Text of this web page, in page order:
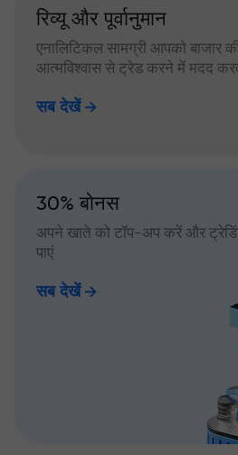
रिव्यू और पूर्वानुमान
एनालिटिकल सामग्री आपको बाजार
आत्मविश्वास से ट्रेड करने में मदद
सब देखें
30% बोनस
अपने खाते को टॉप-अप करें और
पाएं
सब देखें